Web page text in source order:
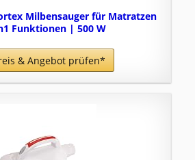
Milbensauger für Matratzen
Funktionen | 500 W
& Angebot prüfen*